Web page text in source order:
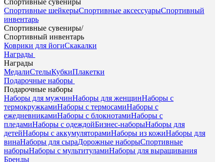
Спортивные сувениры
Спортивные шейкерыСпортивные аксессуарыСпортивный
инвентарь
Спортивные сувениры/
Спортивный инвентарь
Коврики для йогиСкакалки
Награды
Награды
МедалиСтелыКубкиПлакетки
Подарочные наборы
Подарочные наборы
Наборы для мужчинНаборы для женщинНаборы с
термокружкамиНаборы с термосамиНаборы с
ежедневникамиНаборы с блокнотамиНаборы с
пледамиНаборы с одеждойБизнес-наборыНаборы для
детейНаборы с аккумуляторамиНаборы из кожиНаборы для
винаНаборы для сыраДорожные наборыСпортивные
наборыНаборы с мультитуламиНаборы для выращивания
Бренды